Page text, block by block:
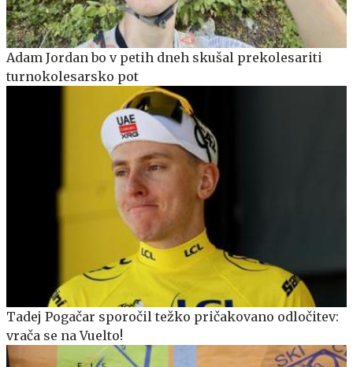
Adam Jordan bo v petih dneh skušal prekolesariti
turnokolesarsko pot
Tadej Pogačar sporočil težko pričakovano odločitev:
vrača se na Vuelto!